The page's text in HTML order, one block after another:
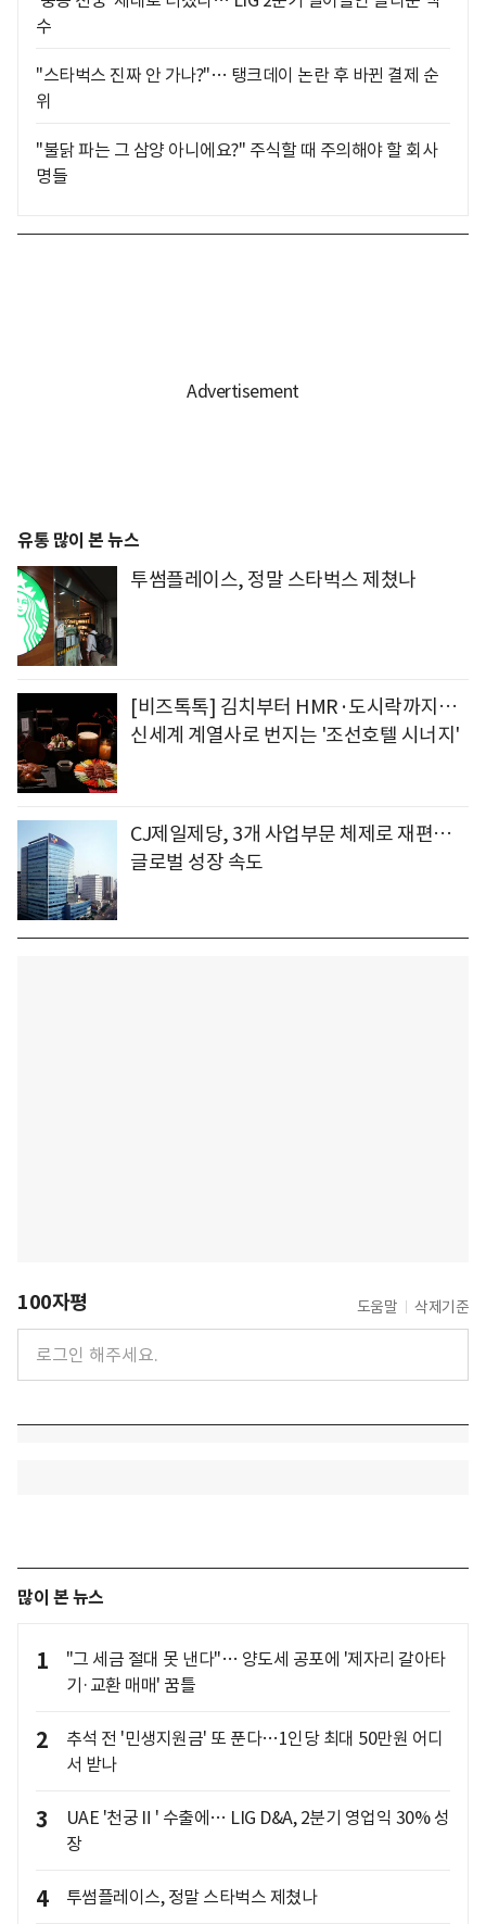
수
"스타벅스 진짜 안 가나?"… 탱크데이 논란 후 바뀐 결제 순
위
"불닭 파는 그 삼양 아니에요?" 주식할 때 주의해야 할 회사
명들
유통 많이 본 뉴스
투썸플레이스, 정말 스타벅스 제쳤나
[비즈톡톡] 김치부터 HMR·도시락까지…
신세계 계열사로 번지는 '조선호텔 시너지'
CJ제일제당, 3개 사업부문 체제로 재편…
글로벌 성장 속도
100자평 도움말 삭제기준
많이 본 뉴스
1
"그 세금 절대 못 낸다"… 양도세 공포에 '제자리 갈아타
기·교환 매매' 꿈틀
2
추석 전 '민생지원금' 또 푼다…1인당 최대 50만원 어디
서 받나
3
UAE '천궁Ⅱ' 수출에… LIG D&A, 2분기 영업익 30% 성
장
4 투썸플레이스, 정말 스타벅스 제쳤나